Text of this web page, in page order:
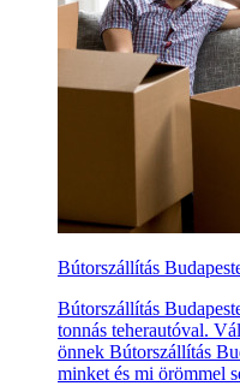
Bútorszállítás
Bútorszállítás
tonnás teherautóval.
önnek Bútorszállítás
minket és mi örömmel